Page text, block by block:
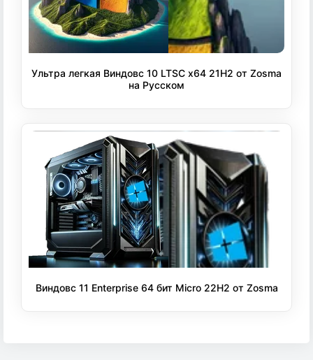
Ультра легкая Виндовс 10 LTSC x64 21H2 от Zosma
на Русском
Виндовс 11 Enterprise 64 бит Micro 22H2 от Zosma